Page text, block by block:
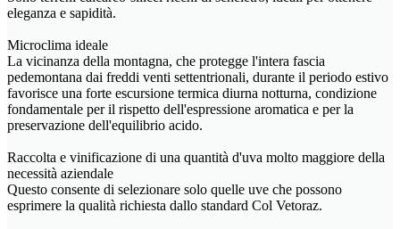
eleganza e sapidità.
Microclima ideale
La vicinanza della montagna, che protegge l'intera fascia
pedemontana dai freddi venti settentrionali, durante il periodo estivo
favorisce una forte escursione termica diurna notturna, condizione
fondamentale per il rispetto dell'espressione aromatica e per la
preservazione dell'equilibrio acido.
Raccolta e vinificazione di una quantità d'uva molto maggiore della
necessità aziendale
Questo consente di selezionare solo quelle uve che possono
esprimere la qualità richiesta dallo standard Col Vetoraz.